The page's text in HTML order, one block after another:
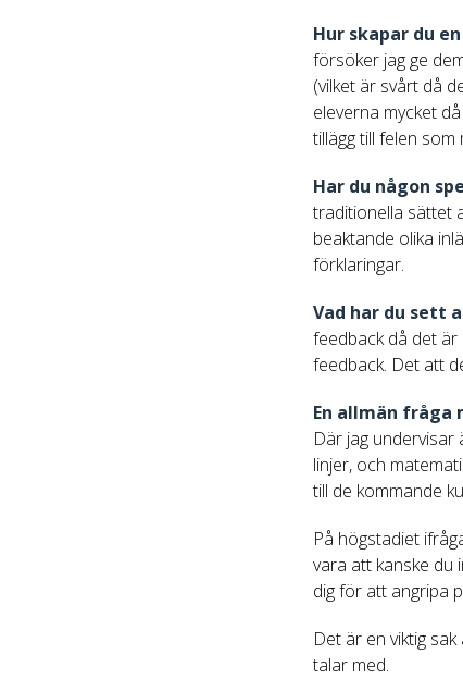
Hur skapar du
försöker jag ge
(vilket är svårt då
eleverna mycket
tillägg till felen
Har du någon
traditionella sättet
beaktande olika
förklaringar.
Vad har du sett
feedback då det är
feedback. Det att
En allmän fråga
Där jag
linjer, och
till de kommande
På högstadiet
vara att kanske du
dig för att angripa
Det är en viktig
talar med.